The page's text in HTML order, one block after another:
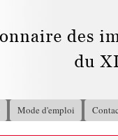
Mode d'emploi